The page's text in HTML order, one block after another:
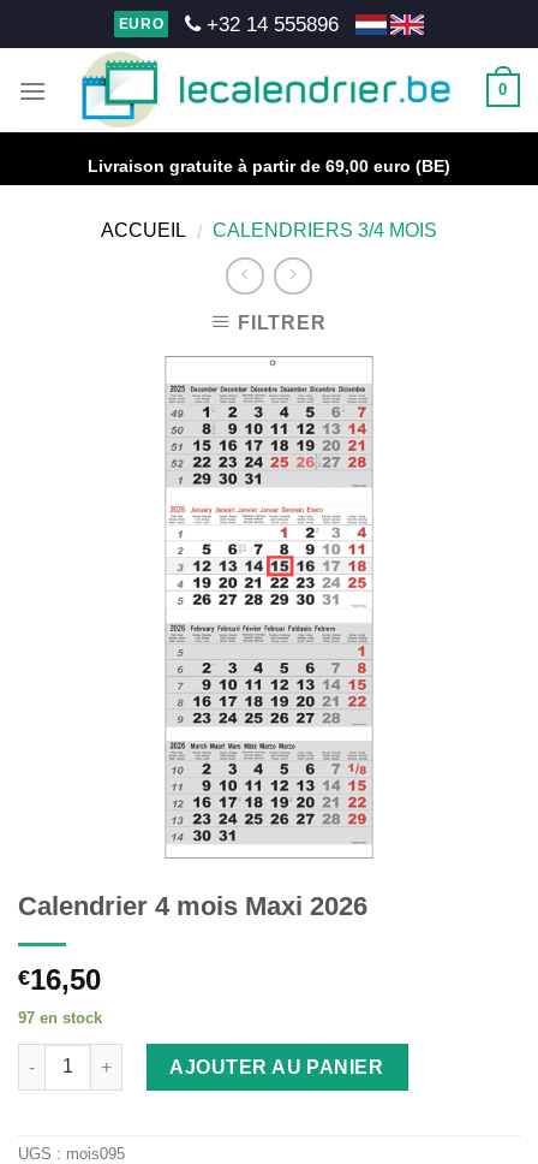
to
EURO +32 14 555896
0
Livraison gratuite à partir de 69,00 euro (BE)
ACCUEIL / CALENDRIERS 3/4 MOIS
FILTRER
Calendrier 4 mois Maxi 2026
€16,50
97 en stock
AJOUTER AU PANIER
UGS : mois095